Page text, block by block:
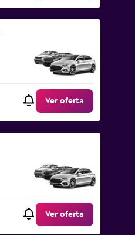
Ver oferta
Ver oferta